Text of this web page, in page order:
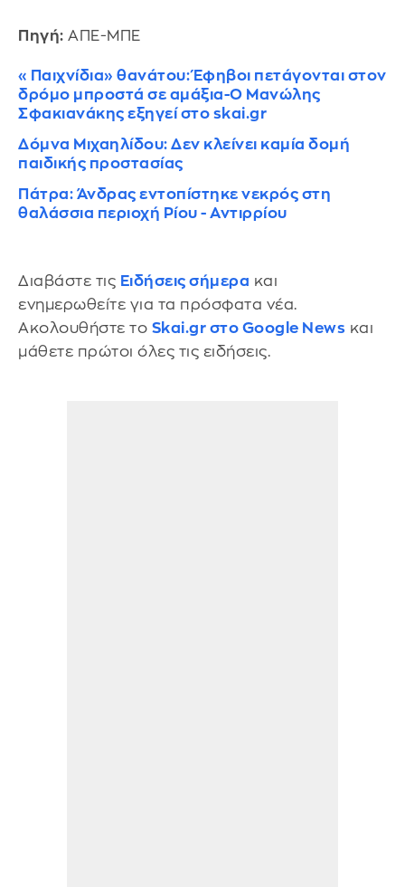
Πηγή: ΑΠΕ-ΜΠΕ
«Παιχνίδια» θανάτου: Έφηβοι πετάγονται στον
δρόμο μπροστά σε αμάξια-Ο Μανώλης
Σφακιανάκης εξηγεί στο skai.gr
Δόμνα Μιχαηλίδου: Δεν κλείνει καμία δομή
παιδικής προστασίας
Πάτρα: Άνδρας εντοπίστηκε νεκρός στη
θαλάσσια περιοχή Ρίου - Αντιρρίου
Διαβάστε τις Ειδήσεις σήμερα και
ενημερωθείτε για τα πρόσφατα νέα.
Ακολουθήστε το Skai.gr στο Google News και
μάθετε πρώτοι όλες τις ειδήσεις.